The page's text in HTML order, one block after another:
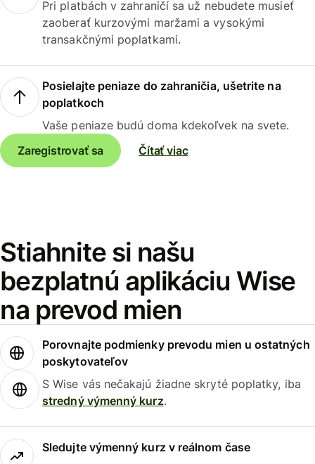
Pri platbách v zahraničí sa už nebudete musieť
zaoberať kurzovými maržami a vysokými
transakčnými poplatkami.
Posielajte peniaze do zahraničia, ušetrite na
poplatkoch
Vaše peniaze budú doma kdekoľvek na svete.
Zaregistrovať sa
Čítať viac
Stiahnite si našu
bezplatnú aplikáciu Wise
na prevod mien
Porovnajte podmienky prevodu mien u ostatných
poskytovateľov
S Wise vás nečakajú žiadne skryté poplatky, iba
stredný výmenný kurz.
Sledujte výmenný kurz v reálnom čase